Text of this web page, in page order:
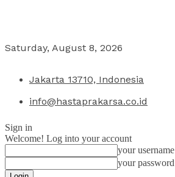
Saturday, August 8, 2026
Jakarta 13710, Indonesia
info@hastaprakarsa.co.id
Sign in
Welcome! Log into your account
your username
your password